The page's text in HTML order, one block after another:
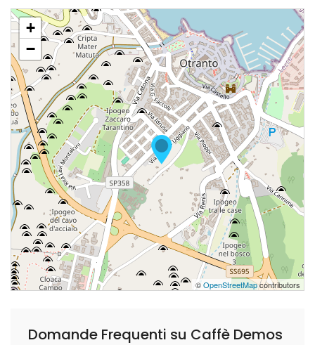
+
−
©OpenStreetMapcontributors
Domande Frequenti su Caffè Demos